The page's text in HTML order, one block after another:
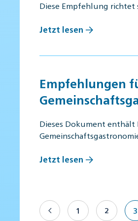
Diese Empfehlung richtet
Jetzt lesen
Empfehlungen
Dieses Dokument
Jetzt lesen
1 2 3